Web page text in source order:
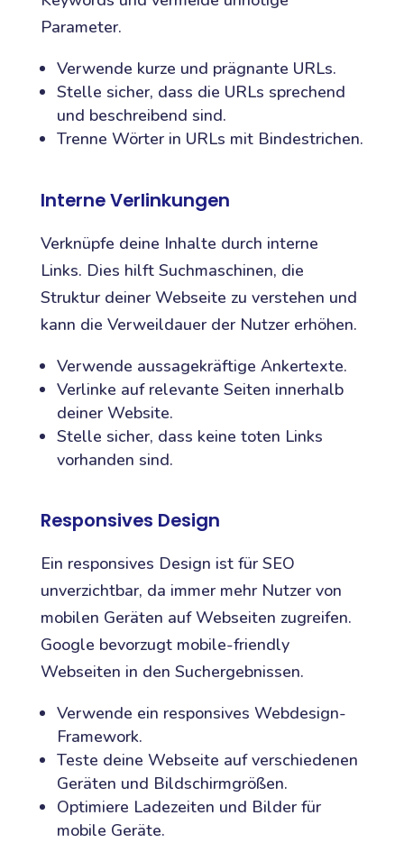
Parameter.
Verwende kurze und prägnante URLs.
Stelle sicher, dass die URLs sprechend
und beschreibend sind.
Trenne Wörter in URLs mit Bindestrichen.
Interne Verlinkungen
Verknüpfe deine Inhalte durch interne
Links. Dies hilft Suchmaschinen, die
Struktur deiner Webseite zu verstehen und
kann die Verweildauer der Nutzer erhöhen.
Verwende aussagekräftige Ankertexte.
Verlinke auf relevante Seiten innerhalb
deiner Website.
Stelle sicher, dass keine toten Links
vorhanden sind.
Responsives Design
Ein responsives Design ist für SEO
unverzichtbar, da immer mehr Nutzer von
mobilen Geräten auf Webseiten zugreifen.
Google bevorzugt mobile-friendly
Webseiten in den Suchergebnissen.
Verwende ein responsives Webdesign-
Framework.
Teste deine Webseite auf verschiedenen
Geräten und Bildschirmgrößen.
Optimiere Ladezeiten und Bilder für
mobile Geräte.